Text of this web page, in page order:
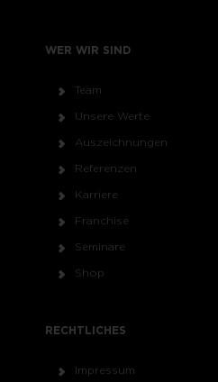
WER WIR SIND
Team
Unsere Werte
Auszeichnungen
Referenzen
Karriere
Franchise
Seminare
Shop
RECHTLICHES
Impressum